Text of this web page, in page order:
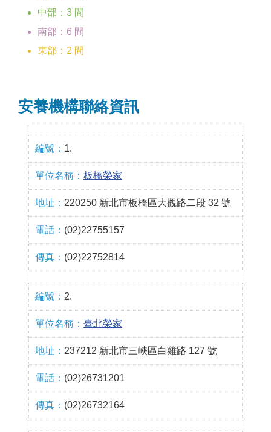
中部：3 間
南部：6 間
東部：2 間
安養機構聯絡資訊
1.
板橋榮家
220250 新北市板橋區大觀路二段 32 號
(02)22755157
(02)22752814
2.
臺北榮家
237212 新北市三峽區白雞路 127 號
(02)26731201
(02)26732164